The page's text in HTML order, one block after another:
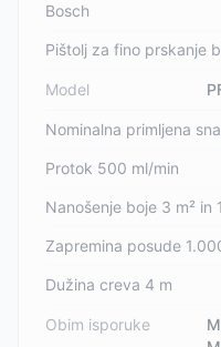
Bosch
Pištolj za fino prskanje
Model
Nominalna primljena
Protok 500 ml/min
Nanošenje boje 3 m² in
Zapremina posude
Dužina creva 4 m
Obim isporuke